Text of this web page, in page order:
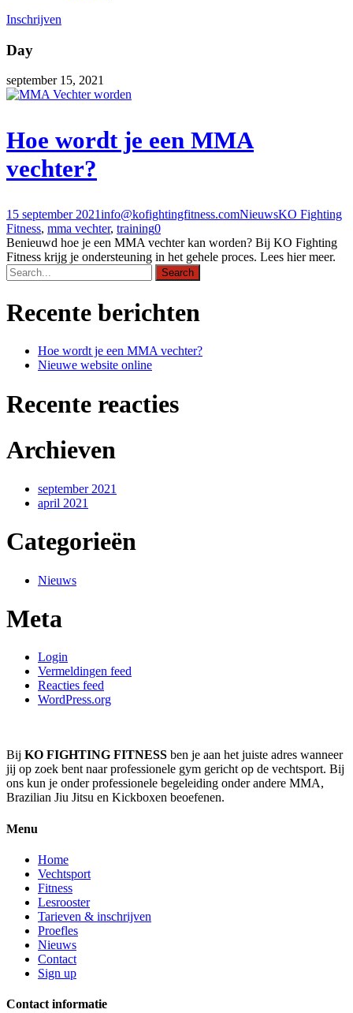
Inschrijven
Day
september 15, 2021
Hoe wordt je een MMA
vechter?
15 september 2021info@kofightingfitness.comNieuwsKO Fighting
Fitness, mma vechter, training0
Benieuwd hoe je een MMA vechter kan worden? Bij KO Fighting
Fitness krijg je ondersteuning in het gehele proces. Lees hier meer.
Recente berichten
Hoe wordt je een MMA vechter?
Nieuwe website online
Recente reacties
Archieven
september 2021
april 2021
Categorieën
Nieuws
Meta
Login
Vermeldingen feed
Reacties feed
WordPress.org
Bij KO FIGHTING FITNESS ben je aan het juiste adres wanneer
jij op zoek bent naar professionele gym gericht op de vechtsport. Bij
ons kun je onder professionele begeleiding onder andere MMA,
Brazilian Jiu Jitsu en Kickboxen beoefenen.
Menu
Home
Vechtsport
Fitness
Lesrooster
Tarieven & inschrijven
Proefles
Nieuws
Contact
Sign up
Contact informatie